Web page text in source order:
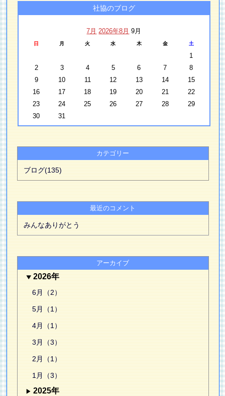
社協のブログ
7月 2026年8月 9月
日 月 火 水 木 金 土
1
2
3 4 5 6 7
8
9
10 11 12 13 14
15
16
17 18 19 20 21
22
23
24 25 26 27 28
29
30
31
カテゴリー
ブログ(135)
最近のコメント
みんなありがとう
アーカイブ
2026年
6月（2）
5月（1）
4月（1）
3月（3）
2月（1）
1月（3）
2025年